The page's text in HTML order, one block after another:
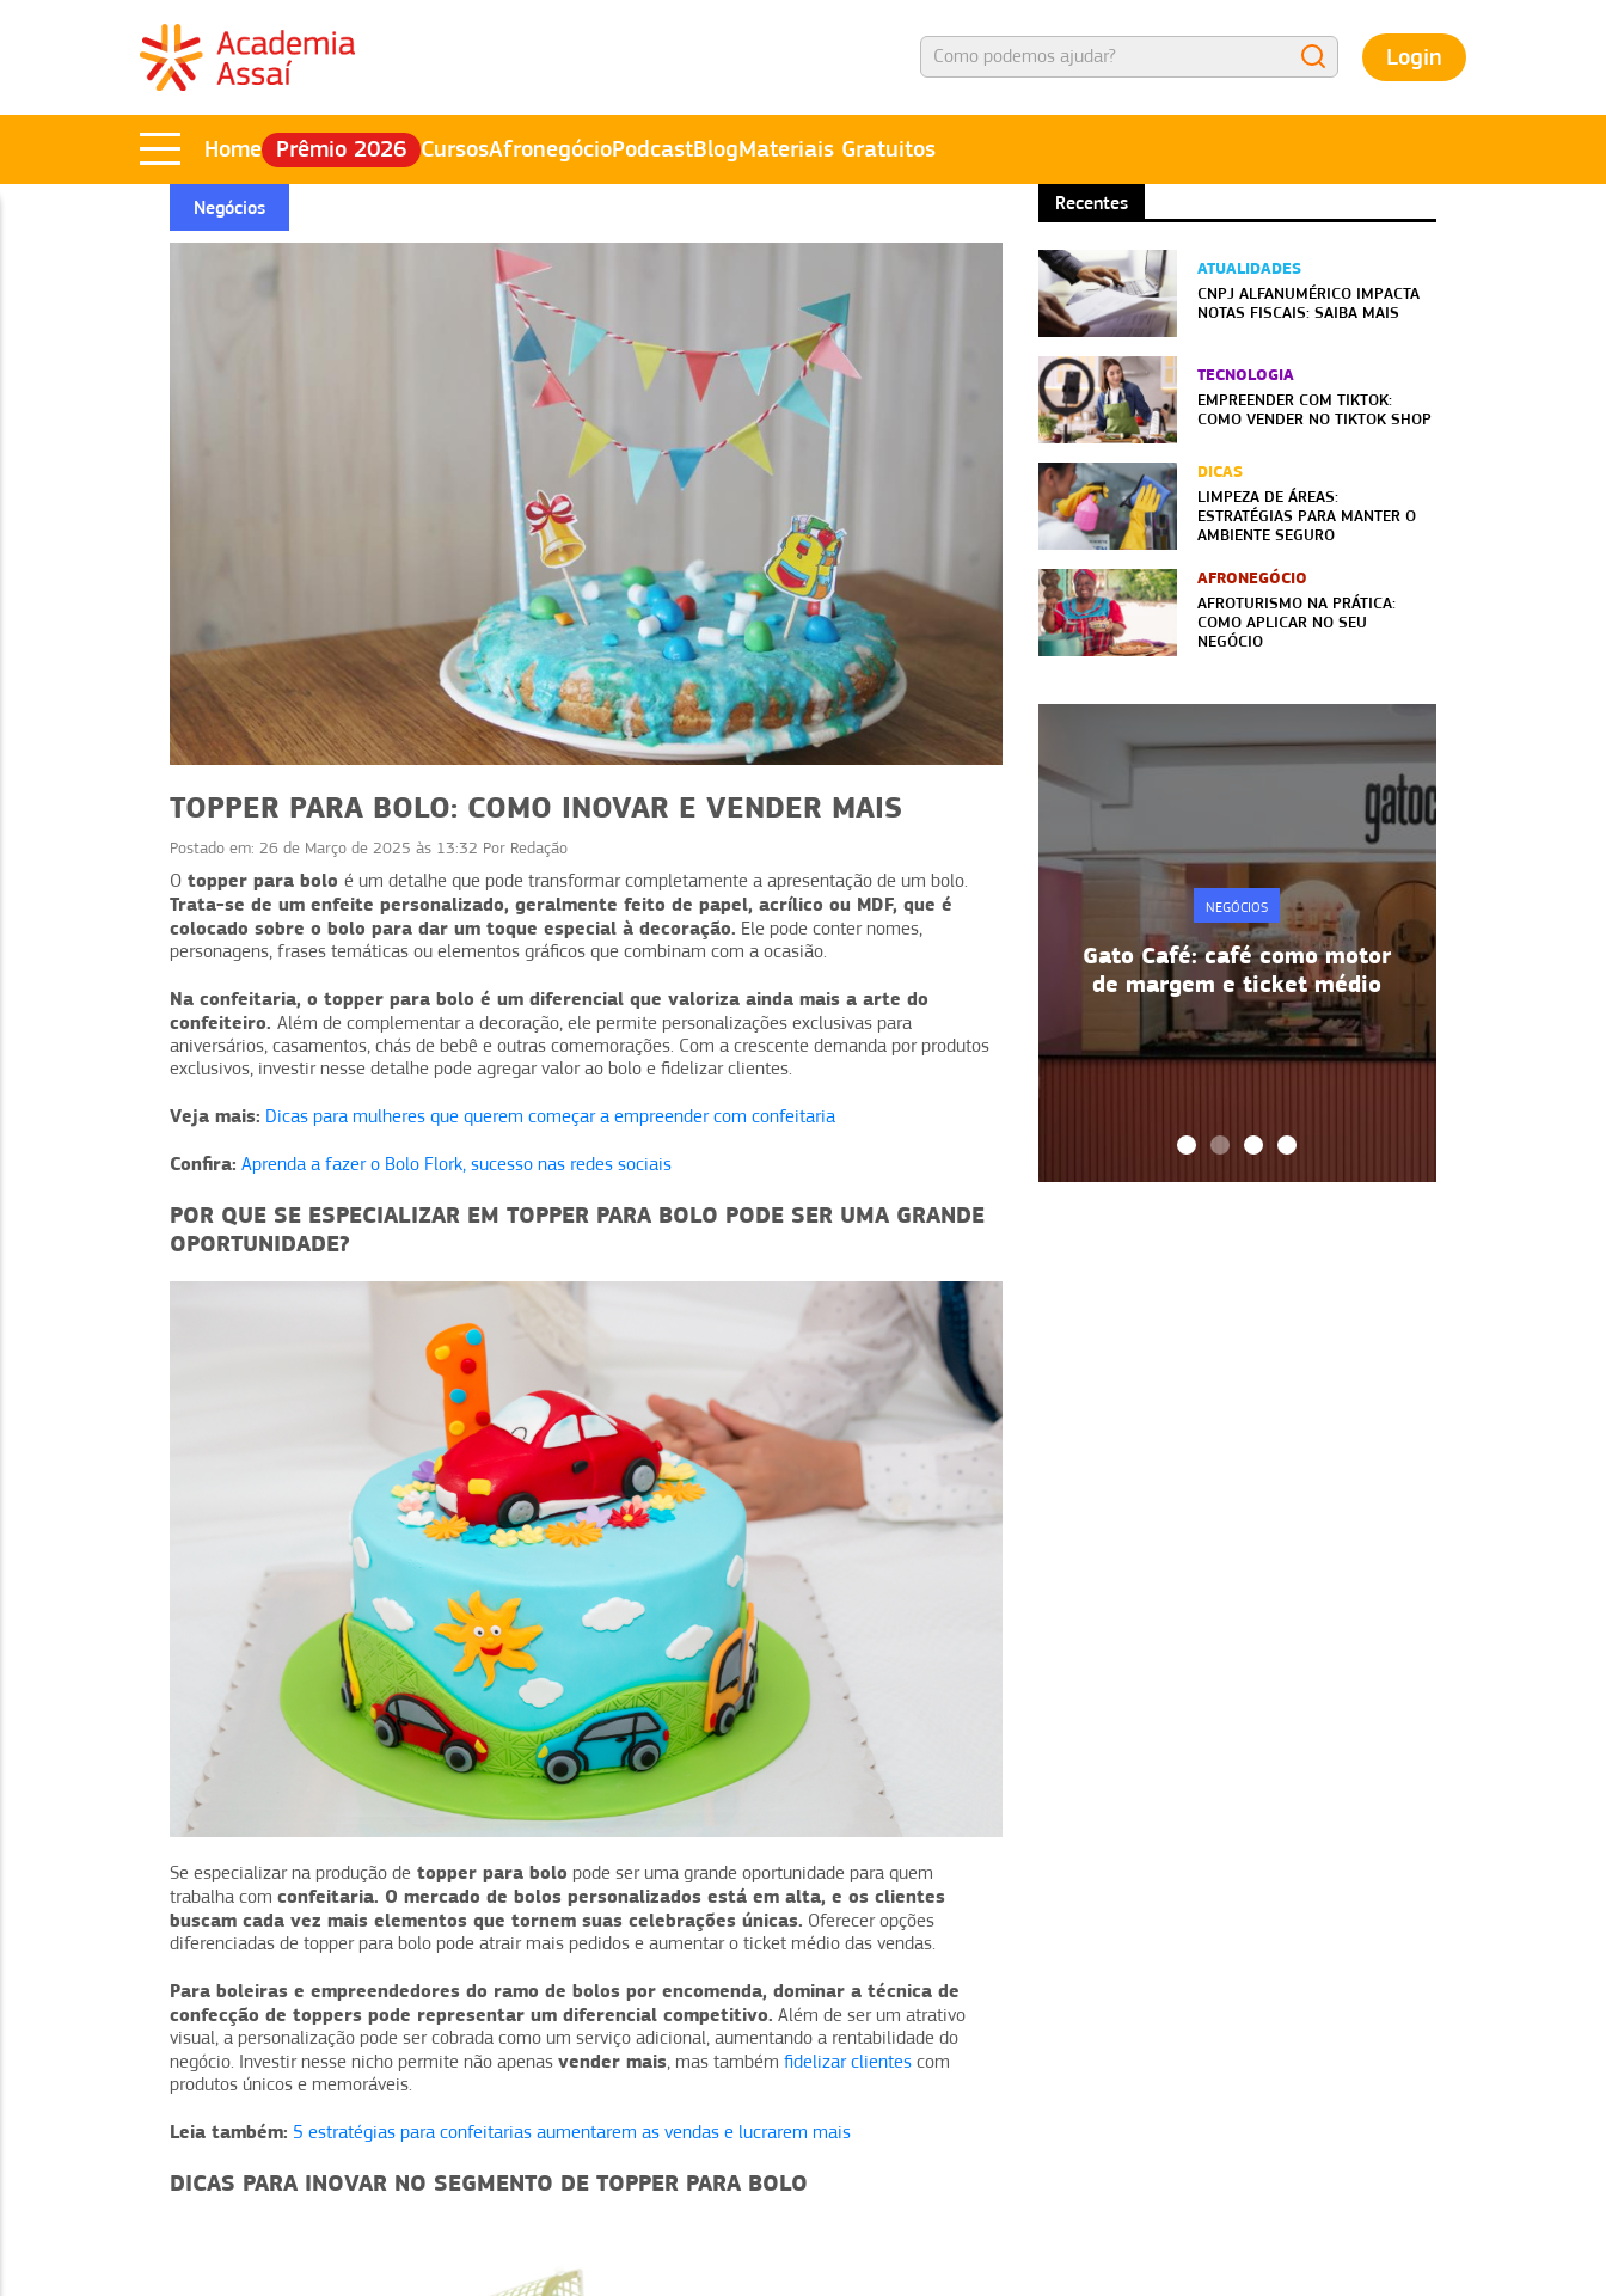
Login
Home Prêmio 2026 CursosAfronegócioPodcastBlogMateriais Gratuitos
Negócios
TOPPER PARA BOLO: COMO INOVAR E VENDER MAIS
Postado em: 26 de Março de 2025 às 13:32 Por Redação
O topper para bolo é um detalhe que pode transformar completamente a apresentação de um bolo.
Trata-se de um enfeite personalizado, geralmente feito de papel, acrílico ou MDF, que é
colocado sobre o bolo para dar um toque especial à decoração. Ele pode conter nomes,
personagens, frases temáticas ou elementos gráficos que combinam com a ocasião.
Na confeitaria, o topper para bolo é um diferencial que valoriza ainda mais a arte do
confeiteiro. Além de complementar a decoração, ele permite personalizações exclusivas para
aniversários, casamentos, chás de bebê e outras comemorações. Com a crescente demanda por produtos
exclusivos, investir nesse detalhe pode agregar valor ao bolo e fidelizar clientes.
Veja mais: Dicas para mulheres que querem começar a empreender com confeitaria
Confira: Aprenda a fazer o Bolo Flork, sucesso nas redes sociais
POR QUE SE ESPECIALIZAR EM TOPPER PARA BOLO PODE SER UMA GRANDE
OPORTUNIDADE?
Se especializar na produção de topper para bolo pode ser uma grande oportunidade para quem
trabalha com confeitaria. O mercado de bolos personalizados está em alta, e os clientes
buscam cada vez mais elementos que tornem suas celebrações únicas. Oferecer opções
diferenciadas de topper para bolo pode atrair mais pedidos e aumentar o ticket médio das vendas.
Para boleiras e empreendedores do ramo de bolos por encomenda, dominar a técnica de
confecção de toppers pode representar um diferencial competitivo. Além de ser um atrativo
visual, a personalização pode ser cobrada como um serviço adicional, aumentando a rentabilidade do
negócio. Investir nesse nicho permite não apenas vender mais, mas também fidelizar clientes com
produtos únicos e memoráveis.
Leia também: 5 estratégias para confeitarias aumentarem as vendas e lucrarem mais
DICAS PARA INOVAR NO SEGMENTO DE TOPPER PARA BOLO
Recentes
ATUALIDADES
CNPJ ALFANUMÉRICO IMPACTA
NOTAS FISCAIS: SAIBA MAIS
TECNOLOGIA
EMPREENDER COM TIKTOK:
COMO VENDER NO TIKTOK SHOP
DICAS
LIMPEZA DE ÁREAS:
ESTRATÉGIAS PARA MANTER O
AMBIENTE SEGURO
AFRONEGÓCIO
AFROTURISMO NA PRÁTICA:
COMO APLICAR NO SEU
NEGÓCIO
dicas para
NEGÓCIOS
Assinatura de comida:
aumente vendas recorrentes
NEGÓCIOS
Gato Café: café como motor
NEGÓCIOS
Metodologia 5S: disciplina e
produtividade na prática